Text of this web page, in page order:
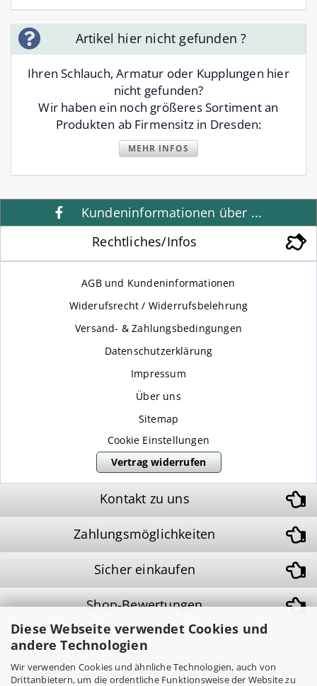
Diese Webseite verwendet Cookies und
andere Technologien
Wir verwenden Cookies und ähnliche Technologien, auch von
Drittanbietern, um die ordentliche Funktionsweise der Website zu
Artikel hier nicht gefunden ?
Ihren Schlauch, Armatur oder Kupplungen hier
nicht gefunden?
Wir haben ein noch größeres Sortiment an
Produkten ab Firmensitz in Dresden:
MEHR INFOS
Kundeninformationen über ...
Rechtliches/Infos
AGB und Kundeninformationen
Widerufsrecht / Widerrufsbelehrung
Versand- & Zahlungsbedingungen
Datenschutzerklärung
Impressum
Über uns
Sitemap
Cookie Einstellungen
Vertrag widerrufen
Kontakt zu uns
Zahlungsmöglichkeiten
Sicher einkaufen
Shop-Bewertungen
Alle aufgeführten Firmen-, Markennamen und
Warenzeichen sind Eigentum ihrer jeweiligen Inhaber